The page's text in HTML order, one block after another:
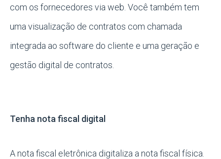
com os fornecedores via web. Você também tem
uma visualização de contratos com chamada
integrada ao software do cliente e uma geração e
gestão digital de contratos.
Tenha nota fiscal digital
A nota fiscal eletrônica digitaliza a nota fiscal física.